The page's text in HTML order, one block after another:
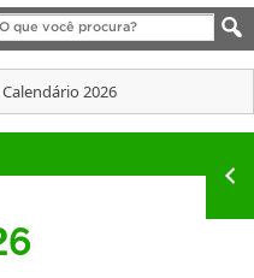
Calendário 2026